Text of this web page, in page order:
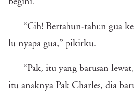
begini.”
“Cih! Bertahun-tahun gua
lu nyapa gua,” pikirku.
“Pak, itu yang barusan
itu anaknya Pak Charles, dia